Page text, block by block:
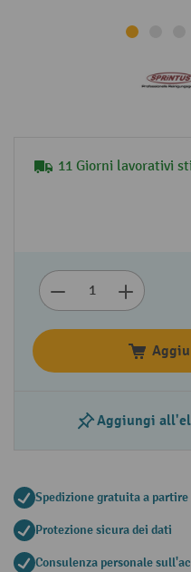
11 Giorni lavorativi
Aggiungi
Spedizione gratuita a partire
Protezione sicura dei dati
Consulenza personale